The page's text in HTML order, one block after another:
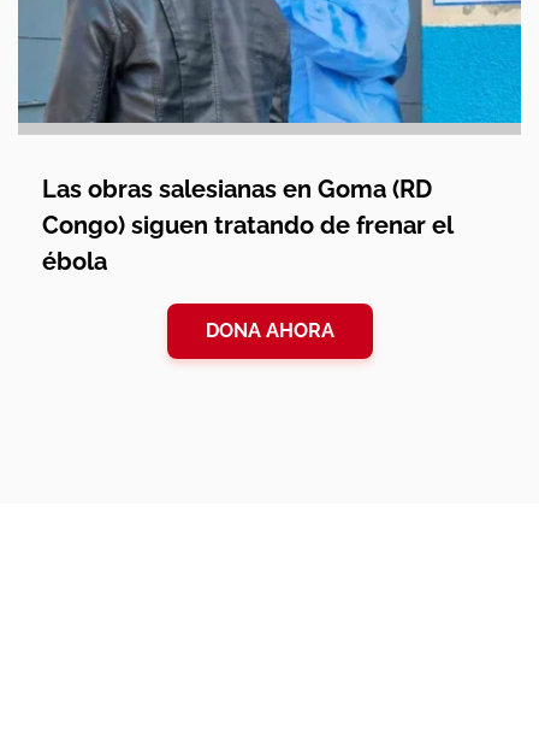
Las obras salesianas en Goma (RD
Congo) siguen tratando de frenar el
ébola
DONA AHORA